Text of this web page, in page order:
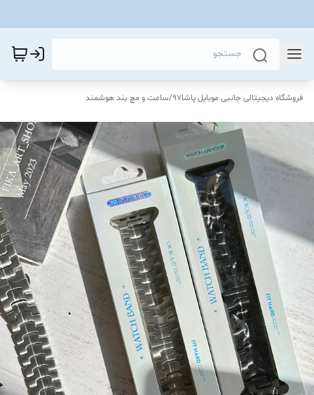
فروشگاه دیجیتالی جانبی موبایل پاشا97 /ساعت و مچ بند هوشمند